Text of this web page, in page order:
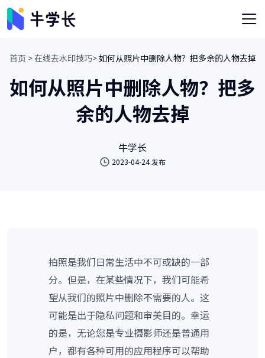
首页 >在线去水印技巧>如何从照片中删除人物？把多余的人物去掉
如何从照片中删除人物？把多
余的人物去掉
牛学长
2023-04-24 发布
拍照是我们日常生活中不可或缺的一部
分。但是，在某些情况下，我们可能希
望从我们的照片中删除不需要的人。这
可能是出于隐私问题和审美目的。幸运
的是，无论您是专业摄影师还是普通用
户，都有各种可用的应用程序可以帮助